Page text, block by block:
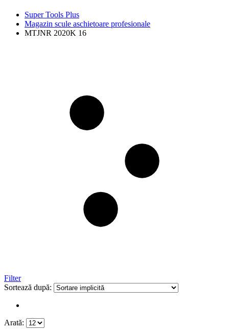
Super Tools Plus
Magazin scule aschietoare profesionale
MTJNR 2020K 16
Filter
Sortează după:
Arată: